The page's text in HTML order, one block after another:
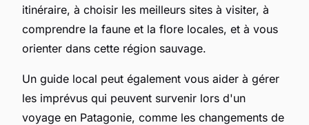
itinéraire, à choisir les meilleurs sites à visiter, à
comprendre la faune et la flore locales, et à vous
orienter dans cette région sauvage.
Un guide local peut également vous aider à gérer
les imprévus qui peuvent survenir lors d'un
voyage en Patagonie, comme les changements de